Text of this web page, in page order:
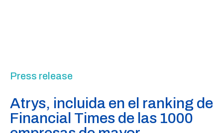
Press release
Atrys, incluida en el ranking de
Financial Times de las 1000